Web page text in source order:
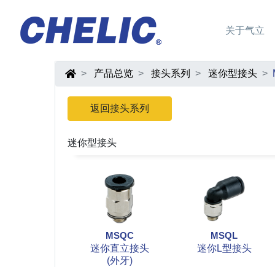
关于气立
产品总览 接头系列 迷你型接头
返回接头系列
迷你型接头
MSQC
迷你直立接头
(外牙)
MSQL
迷你L型接头